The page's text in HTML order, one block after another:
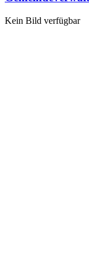
Kein Bild verfügbar